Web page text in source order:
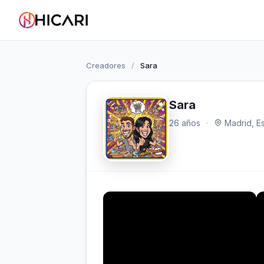
Creadores / Sara
Sara
26 años · Madrid,